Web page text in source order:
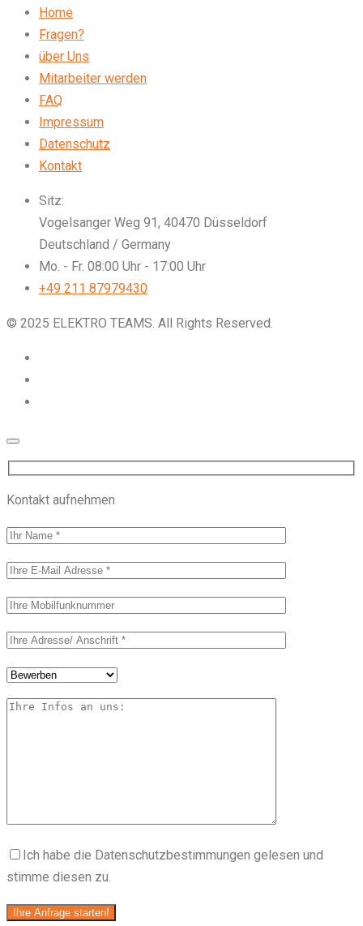
Home
Fragen?
über Uns
Mitarbeiter werden
FAQ
Impressum
Datenschutz
Kontakt
Sitz:
Vogelsanger Weg 91, 40470 Düsseldorf
Deutschland / Germany
Mo. - Fr. 08:00 Uhr - 17:00 Uhr
+49 211 87979430
© 2025 ELEKTRO TEAMS. All Rights Reserved.
Kontakt aufnehmen
Ich habe die Datenschutzbestimmungen gelesen und
stimme diesen zu.
Ihre Anfrage starten!